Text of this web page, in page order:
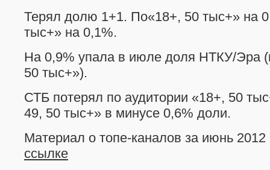
Терял долю 1+1. По«18+, 50 тыс+» на
тыс+» на 0,1%.
На 0,9% упала в июле доля НТКУ/Эра
50 тыс+»).
СТБ потерял по аудитории «18+, 50
49, 50 тыс+» в минусе 0,6% доли.
Материал о топе-каналов за июнь 2012
ссылке